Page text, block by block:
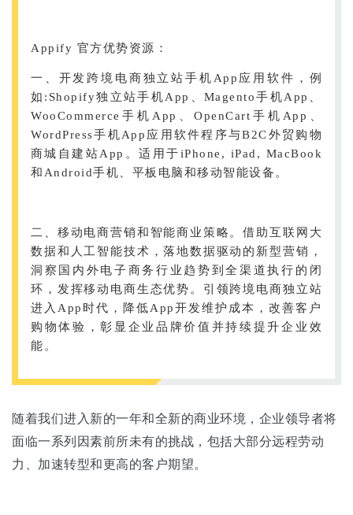
Appify 官方优势资源：
一、开发跨境电商独立站手机App应用软件，例
如:Shopify独立站手机App、Magento手机App、
WooCommerce手机App、OpenCart手机App、
WordPress手机App应用软件程序与B2C外贸购物
商城自建站App。适用于iPhone, iPad, MacBook
和Android手机、平板电脑和移动智能设备。
二、移动电商营销和智能商业策略。借助互联网大
数据和人工智能技术，落地数据驱动的新型营销，
洞察国内外电子商务行业趋势到全渠道执行的闭
环，发挥移动电商生态优势。引领跨境电商独立站
进入App时代，降低App开发维护成本，改善客户
购物体验，彰显企业品牌价值并持续提升企业效
能。
随着我们进入新的一年和全新的商业环境，企业领导者将
面临一系列因素前所未有的挑战，包括大部分远程劳动
力、加速转型和更高的客户期望。